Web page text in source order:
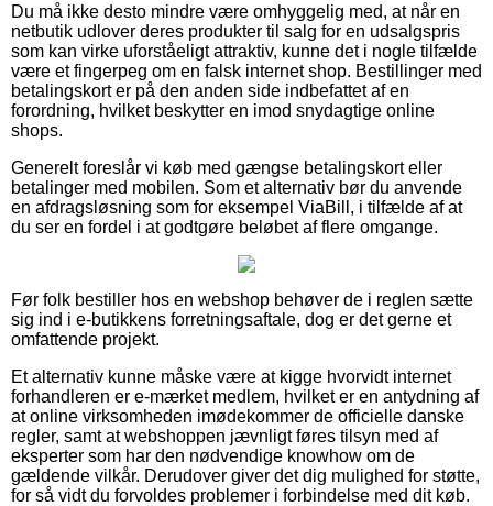
Du må ikke desto mindre være omhyggelig med, at når en
netbutik udlover deres produkter til salg for en udsalgspris
som kan virke uforståeligt attraktiv, kunne det i nogle tilfælde
være et fingerpeg om en falsk internet shop. Bestillinger med
betalingskort er på den anden side indbefattet af en
forordning, hvilket beskytter en imod snydagtige online
shops.
Generelt foreslår vi køb med gængse betalingskort eller
betalinger med mobilen. Som et alternativ bør du anvende
en afdragsløsning som for eksempel ViaBill, i tilfælde af at
du ser en fordel i at godtgøre beløbet af flere omgange.
Før folk bestiller hos en webshop behøver de i reglen sætte
sig ind i e-butikkens forretningsaftale, dog er det gerne et
omfattende projekt.
Et alternativ kunne måske være at kigge hvorvidt internet
forhandleren er e-mærket medlem, hvilket er en antydning af
at online virksomheden imødekommer de officielle danske
regler, samt at webshoppen jævnligt føres tilsyn med af
eksperter som har den nødvendige knowhow om de
gældende vilkår. Derudover giver det dig mulighed for støtte,
for så vidt du forvoldes problemer i forbindelse med dit køb.